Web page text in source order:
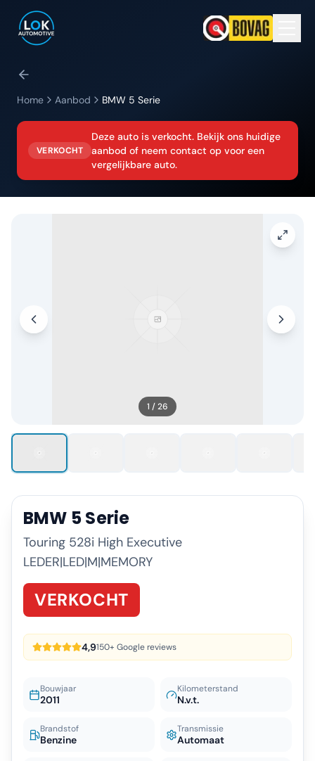
Home Aanbod BMW 5 Serie
VERKOCHT
Deze auto is verkocht. Bekijk ons huidige
aanbod of neem contact op voor een
vergelijkbare auto.
1 /26
BMW 5 Serie
Touring 528i High Executive
LEDER|LED|M|MEMORY
VERKOCHT
4,9150+ Google reviews
Bouwjaar
2011
Kilometerstand
N.v.t.
Brandstof
Benzine
Transmissie
Automaat